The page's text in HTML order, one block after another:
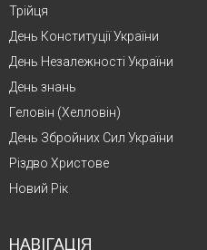
Трійця
День Конституції України
День Незалежності України
День знань
Геловін (Хелловін)
День Збройних Сил України
Різдво Христове
Новий Рік
НАВІГАЦІЯ